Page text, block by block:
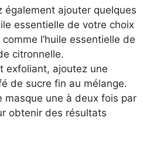
également ajouter quelques
essentielle de votre choix
l’huile essentielle de
citronnelle.
exfoliant, ajoutez une
de sucre fin au mélange.
masque une à deux fois par
obtenir des résultats